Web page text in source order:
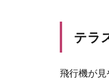
テラ
飛行機が見